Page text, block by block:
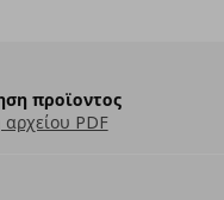
προϊοντος
PDF